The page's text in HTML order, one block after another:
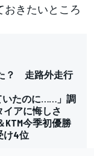
おきたいところ
？ 走路外走行
いたのに……」調
イアに悔しさ
KTM今季初優勝
け4位